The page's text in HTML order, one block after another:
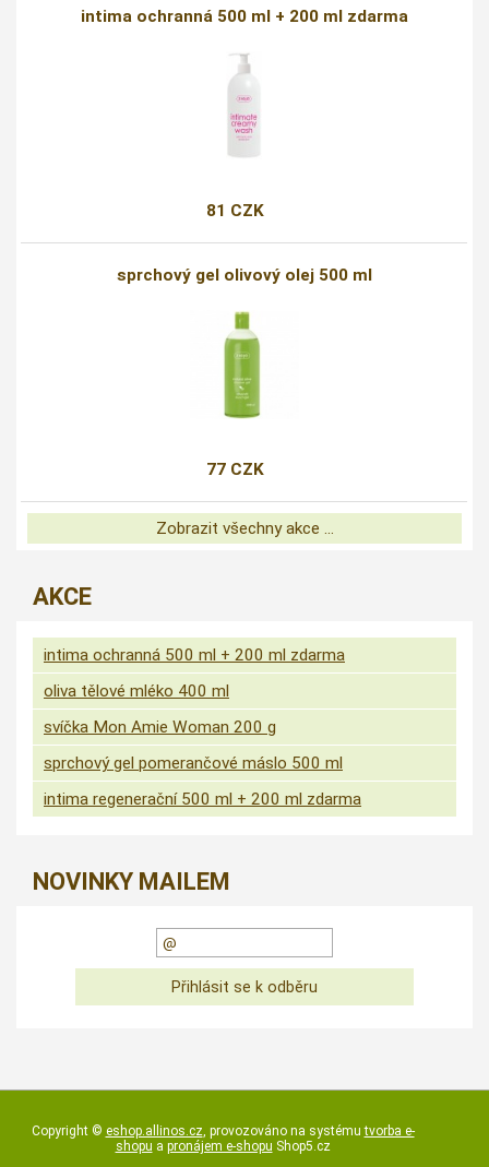
intima ochranná 500 ml + 200 ml zdarma
81 CZK
sprchový gel olivový olej 500 ml
77 CZK
Zobrazit všechny akce ...
AKCE
intima ochranná 500 ml + 200 ml zdarma
oliva tělové mléko 400 ml
svíčka Mon Amie Woman 200 g
sprchový gel pomerančové máslo 500 ml
intima regenerační 500 ml + 200 ml zdarma
NOVINKY MAILEM
Copyright © eshop.allinos.cz, provozováno na systémutvorba e-
shopu a pronájem e-shopu Shop5.cz